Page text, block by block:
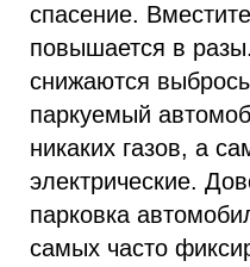
спасение.
повышается в
снижаются
паркуемый
никаких газов, а
электрические.
парковка
самых часто